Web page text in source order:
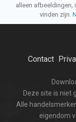
alleen afbeeldingen,
vinden zijn.
Contact·
Deze site is niet
Alle
eigendom